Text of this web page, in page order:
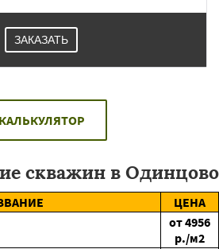
ЗАКАЗАТЬ
КАЛЬКУЛЯТОР
скважин в Одинцово
ЦЕНА
от4956
р./м2